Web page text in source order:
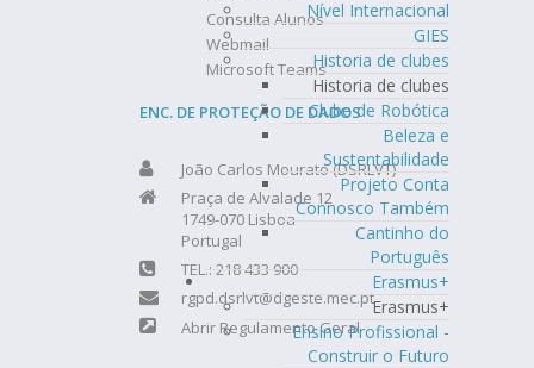
Nível Internacional
GIES
Historia de clubes
Historia de clubes
Clube de Robótica
Beleza e
Sustentabilidade
Projeto Conta
Connosco Também
Cantinho do
Português
Erasmus+
Erasmus+
Ensino Profissional -
Construir o Futuro
Consulta Alunos
Webmail
Microsoft Teams
ENC. DE PROTEÇÃO DE DADOS
João Carlos Mourato (DSRLVT)
Praça de Alvalade 12
1749-070 Lisboa
Portugal
TEL.: 218 433 900
rgpd.dsrlvt@dgeste.mec.pt
Abrir Regulamento Geral